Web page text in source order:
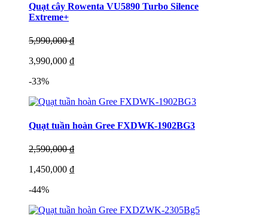
Quạt cây Rowenta VU5890 Turbo Silence
Extreme+
5,990,000 ₫
3,990,000 ₫
-33%
Quạt tuần hoàn Gree FXDWK-1902BG3
2,590,000 ₫
1,450,000 ₫
-44%